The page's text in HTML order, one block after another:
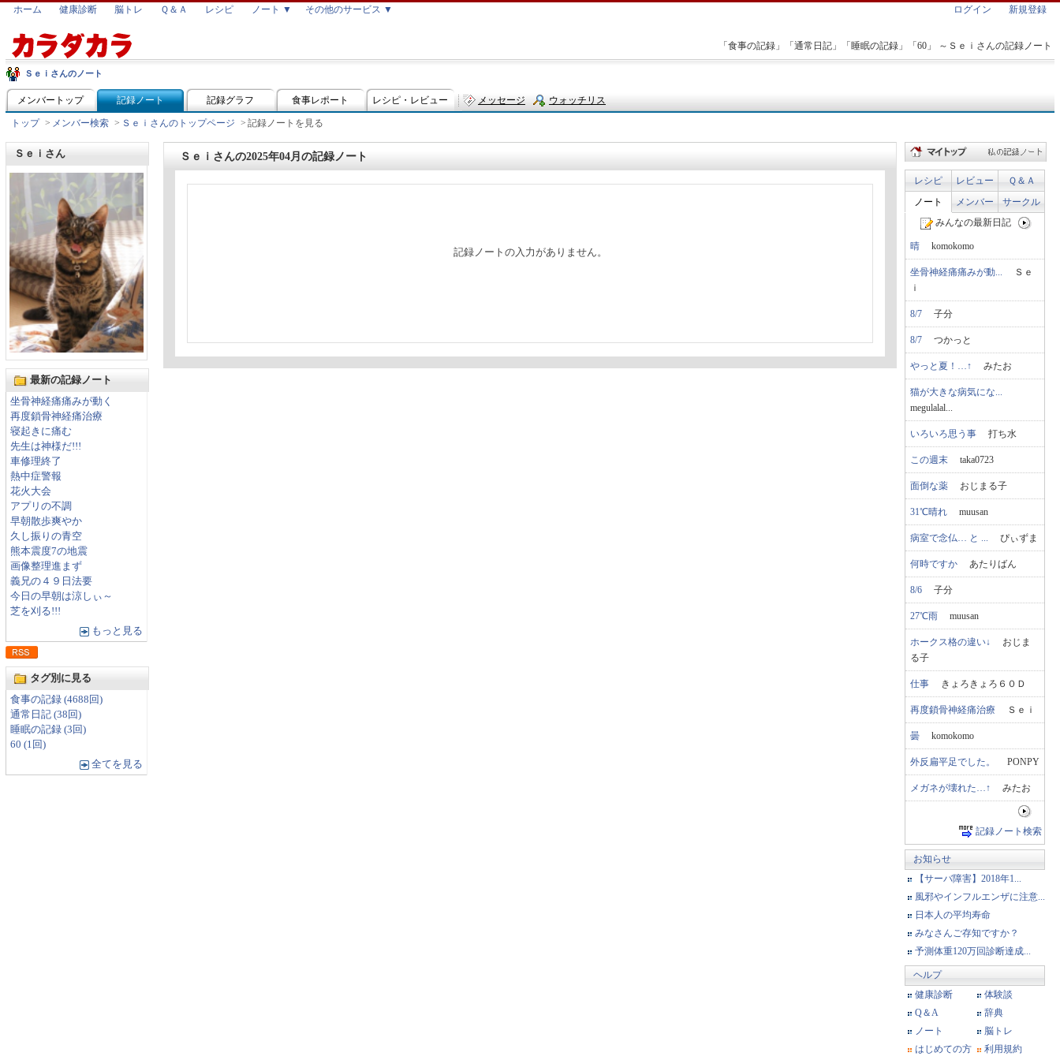
「食事の記録」「通常日記」「睡眠の記録」「60」 ～Ｓｅｉさんの記録ノート
ホーム 健康診断 脳トレ Ｑ＆Ａ レシピ ノート ▼ その他のサービス ▼ ログイン 新規登録
Ｓｅｉさんのノート
メンバートップ 記録ノート 記録グラフ 食事レポート レシピ・レビュー メッセージ ウォッチリス
トップ > メンバー検索 > Ｓｅｉさんのトップページ > 記録ノートを見る
Ｓｅｉさん
最新の記録ノート
坐骨神経痛痛みが動く
再度鎖骨神経痛治療
寝起きに痛む
先生は神様だ!!!
車修理終了
熱中症警報
花火大会
アプリの不調
早朝散歩爽やか
久し振りの青空
熊本震度7の地震
画像整理進まず
義兄の４９日法要
今日の早朝は涼しぃ～
芝を刈る!!!
もっと見る
タグ別に見る
食事の記録 (4688回)
通常日記 (38回)
睡眠の記録 (3回)
60 (1回)
全てを見る
Ｓｅｉさんの2025年04月の記録ノート
記録ノートの入力がありません。
レシピ レビュー
Ｑ＆Ａ
ノート
メンバー
サークル
みんなの最新日記
晴 komokomo
坐骨神経痛痛みが動... Ｓｅ
ｉ
8/7 子分
8/7 つかっと
やっと夏！…↑ みたお
猫が大きな病気にな...
megulalal...
いろいろ思う事 打ち水
この週末 taka0723
面倒な薬 おじまる子
31℃晴れ muusan
病室で念仏… と ... ぴぃずま
何時ですか あたりばん
8/6 子分
27℃雨 muusan
ホークス格の違い↓ おじま
る子
仕事 きょろきょろ６０Ｄ
再度鎖骨神経痛治療 Ｓｅｉ
曇 komokomo
外反扁平足でした。 PONPY
メガネが壊れた…↑ みたお
記録ノート検索
お知らせ
【サーバ障害】2018年1...
風邪やインフルエンザに注意...
日本人の平均寿命
みなさんご存知ですか？
予測体重120万回診断達成...
ヘルプ
健康診断
体験談
Q＆A
辞典
ノート
脳トレ
はじめての方
利用規約